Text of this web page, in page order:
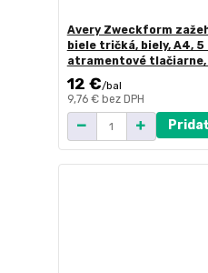
Avery Zweckform
biele tričká, biely, A4,
atramentové tlačiarne,
12 €/bal
9,76 € bez DPH